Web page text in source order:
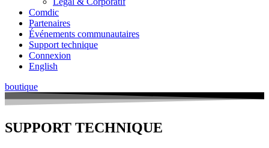
Comdic
Partenaires
Événements communautaires
Support technique
Connexion
English
boutique
SUPPORT TECHNIQUE